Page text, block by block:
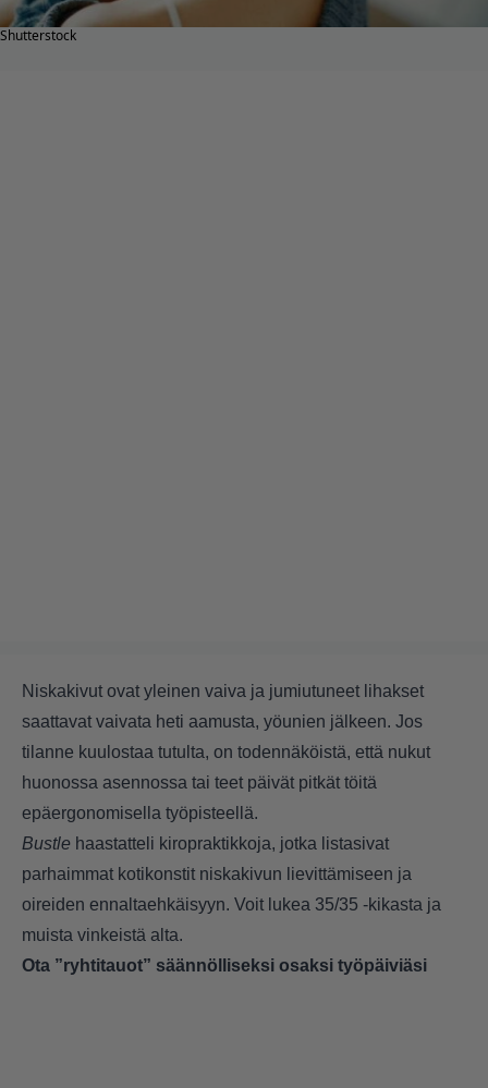
Shutterstock
Niskakivut ovat yleinen vaiva ja jumiutuneet lihakset
saattavat vaivata heti aamusta, yöunien jälkeen. Jos
tilanne kuulostaa tutulta, on todennäköistä, että nukut
huonossa asennossa tai teet päivät pitkät töitä
epäergonomisella työpisteellä.
Bustle haastatteli kiropraktikkoja, jotka listasivat
parhaimmat kotikonstit niskakivun lievittämiseen ja
oireiden ennaltaehkäisyyn. Voit lukea 35/35 -kikasta ja
muista vinkeistä alta.
Ota ”ryhtitauot” säännölliseksi osaksi työpäiviäsi